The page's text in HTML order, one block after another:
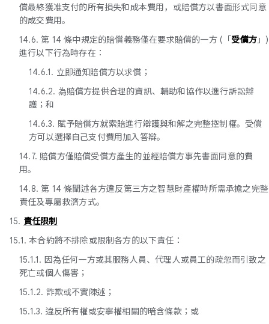
償最終獲准支付的所有損失和成本費用，或賠償方以書面形式同意
的成交費用。
14.6. 第 14 條中規定的賠償義務僅在要求賠償的一方 (「受償方 」)
進行以下行為時存在：
14.6.1. 立即通知賠償方以求償；
14.6.2. 為賠償方提供合理的資訊、輔助和協作以進行訴訟辯
護；和
14.6.3. 賦予賠償方就索賠進行辯護與和解之完整控制權。受償
方可以選擇自己支付費用加入答辯。
14.7. 賠償方僅賠償受償方產生的並經賠償方事先書面同意的費
用。
14.8. 第 14 條闡述各方違反第三方之智慧財產權時所需承擔之完整
責任及專屬救濟方式。
15. 責任限制
15.1. 本合約將不排除或限制各方的以下責任：
15.1.1. 因為任何一方或其服務人員、代理人或員工的疏忽而引致之
死亡或個人傷害；
15.1.2. 詐欺或不實陳述；
15.1.3. 違反所有權或安寧權相關的暗含條款；或